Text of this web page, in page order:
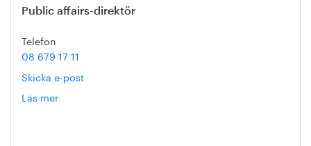
Public affairs-direktör
Telefon
08 679 17 11
Skicka e-post
Läs mer